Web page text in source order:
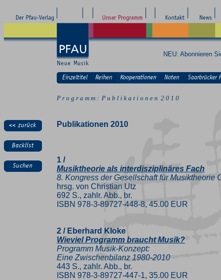
NEU: Abonnieren
P r o g r a m m : P u b l i k a t i o n e n 2 0 1 0
Publikationen 2010
1 /
Musiktheorie als interdisziplinäres Fach
8. Kongress der Gesellschaft für Musiktheorie
hrsg. von Christian Utz
692 S., zahlr. Abb., br.
ISBN 978-3-89727-448-8, 45.00 EUR
2 / Eberhard Kloke
Wieviel Programm braucht Musik?
Programm Musik-Konzept:
Eine Zwischenbilanz 1980-2010
443 S., zahlr. Abb., br.
ISBN 978-3-89727-447-1, 35.00 EUR